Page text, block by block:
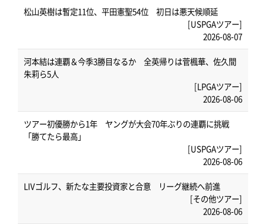
松山英樹は暫定11位、平田憲聖54位 初日は悪天候順延
[USPGAツアー]
2026-08-07
河本結は連覇＆今季3勝目なるか 全英帰りは菅楓華、佐久間
朱莉ら5人
[LPGAツアー]
2026-08-06
ツアー初優勝から1年 ヤングが大会70年ぶりの連覇に挑戦
「勝てたら最高」
[USPGAツアー]
2026-08-06
LIVゴルフ、新たな主要投資家と合意 リーグ継続へ前進
[その他ツアー]
2026-08-06